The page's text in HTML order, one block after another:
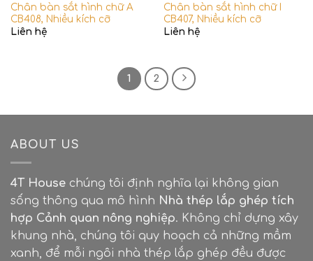
Chân bàn sắt hình chữ A
CB408, Nhiều kích cỡ
Liên hệ
Chân bàn sắt hình chữ I
CB407, Nhiều kích cỡ
Liên hệ
1 2
ABOUT US
4T House chúng tôi định nghĩa lại không gian
sống thông qua mô hình Nhà thép lắp ghép tích
hợp Cảnh quan nông nghiệp. Không chỉ dựng xây
khung nhà, chúng tôi quy hoạch cả những mầm
xanh, để mỗi ngôi nhà thép lắp ghép đều được